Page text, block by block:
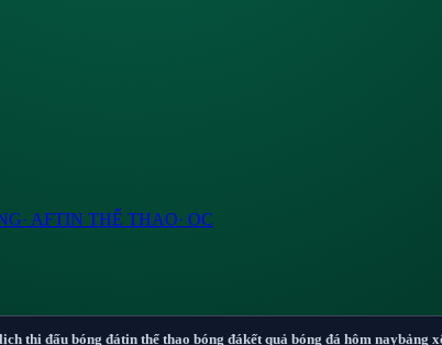
· AFTIN THỂ THAO· OC
thi đấu bóng đátin thể thao bóng đákết quả bóng đá hôm naybảng